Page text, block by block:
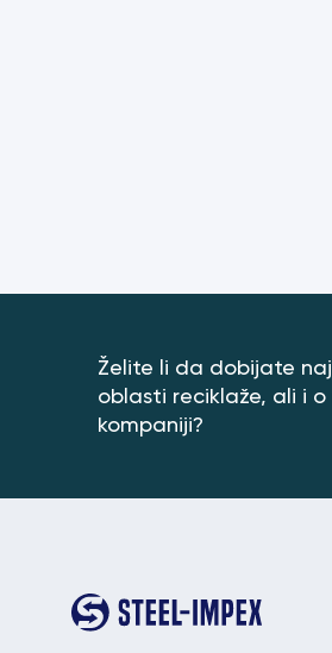
Želite li da dobijate
oblasti reciklaže, ali i o
kompaniji?